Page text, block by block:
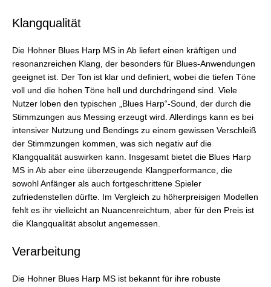
Klangqualität
Die Hohner Blues Harp MS in Ab liefert einen kräftigen und
resonanzreichen Klang, der besonders für Blues-Anwendungen
geeignet ist. Der Ton ist klar und definiert, wobei die tiefen Töne
voll und die hohen Töne hell und durchdringend sind. Viele
Nutzer loben den typischen „Blues Harp“-Sound, der durch die
Stimmzungen aus Messing erzeugt wird. Allerdings kann es bei
intensiver Nutzung und Bendings zu einem gewissen Verschleiß
der Stimmzungen kommen, was sich negativ auf die
Klangqualität auswirken kann. Insgesamt bietet die Blues Harp
MS in Ab aber eine überzeugende Klangperformance, die
sowohl Anfänger als auch fortgeschrittene Spieler
zufriedenstellen dürfte. Im Vergleich zu höherpreisigen Modellen
fehlt es ihr vielleicht an Nuancenreichtum, aber für den Preis ist
die Klangqualität absolut angemessen.
Verarbeitung
Die Hohner Blues Harp MS ist bekannt für ihre robuste